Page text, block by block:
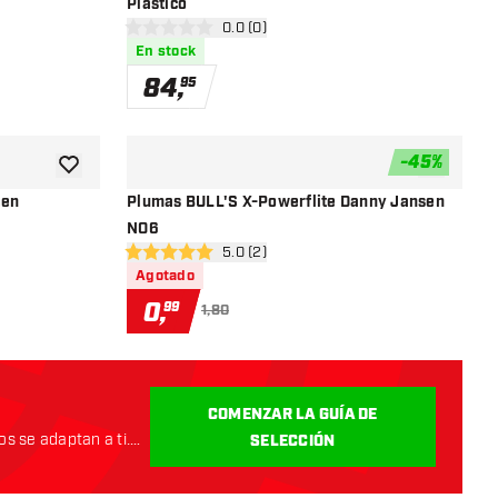
Plastico
abrir panel de reseñas
0 estrellas de puntuación
0.0 (0)
En stock
84,95
añadir a la lista de deseos
-45%
Plumas BULL'S X-Powerflite Danny Jansen
NO6
abrir panel de reseñas
5 estrellas de puntuación
5.0 (2)
Agotado
0,99 1,80
añadir a la
se adaptan a ti.
COMENZAR LA GUÍA DE
SELECCIÓN